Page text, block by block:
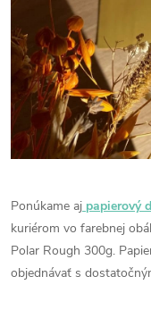
Ponúkame aj papierový
kuriérom vo farebnej
Polar Rough 300g.
objednávať s